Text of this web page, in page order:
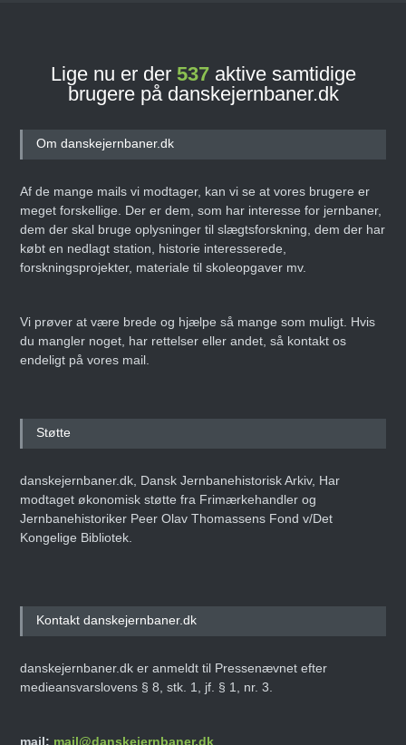
Lige nu er der 537aktive samtidige
brugere på danskejernbaner.dk
Om danskejernbaner.dk
Af de mange mails vi modtager, kan vi se at vores brugere er
meget forskellige. Der er dem, som har interesse for jernbaner,
dem der skal bruge oplysninger til slægtsforskning, dem der har
købt en nedlagt station, historie interesserede,
forskningsprojekter, materiale til skoleopgaver mv.
Vi prøver at være brede og hjælpe så mange som muligt. Hvis
du mangler noget, har rettelser eller andet, så kontakt os
endeligt på vores mail.
Støtte
danskejernbaner.dk, Dansk Jernbanehistorisk Arkiv, Har
modtaget økonomisk støtte fra Frimærkehandler og
Jernbanehistoriker Peer Olav Thomassens Fond v/Det
Kongelige Bibliotek.
Kontakt danskejernbaner.dk
danskejernbaner.dk er anmeldt til Pressenævnet efter
medieansvarslovens § 8, stk. 1, jf. § 1, nr. 3.
mail: mail@danskejernbaner.dk